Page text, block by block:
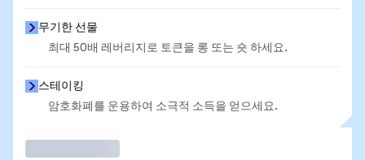
무기한 선물
최대 50배 레버리지로 토큰을 롱 또는 숏 하세요.
스테이킹
암호화폐를 운용하여 소극적 소득을 얻으세요.